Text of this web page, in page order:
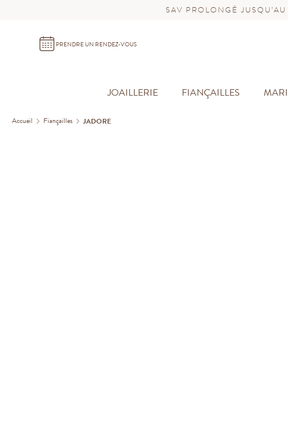
SAV PROLONGÉ
PRENDRE UN RENDEZ-VOUS
JOAILLERIE FIANÇAILLES
Accueil Fiançailles JADORE